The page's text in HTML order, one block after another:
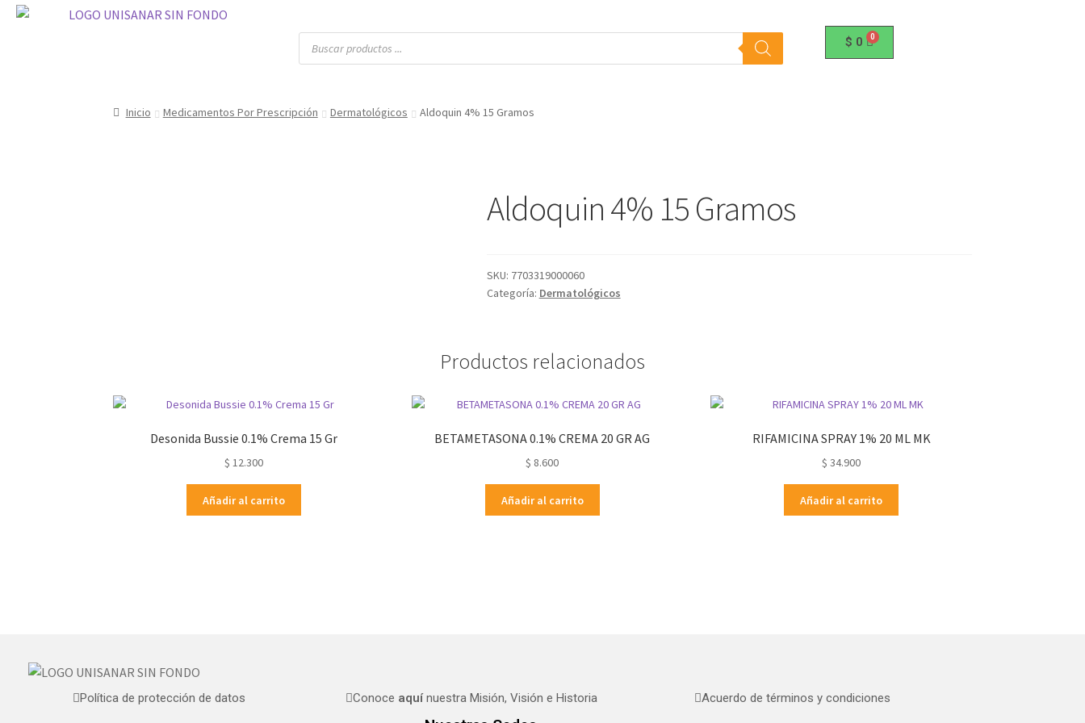
$ 0
Inicio Medicamentos Por Prescripción Dermatológicos Aldoquin 4% 15 Gramos
Aldoquin 4% 15 Gramos
SKU: 7703319000060
Categoría: Dermatológicos
Productos relacionados
Desonida Bussie 0.1% Crema 15 Gr
$ 12.300
Añadir al carrito
BETAMETASONA 0.1% CREMA 20 GR AG
$ 8.600
Añadir al carrito
RIFAMICINA SPRAY 1% 20 ML MK
$ 34.900
Añadir al carrito
Política de protección de datos Conoce aquínuestra Misión, Visión e Historia Acuerdo de términos y condiciones